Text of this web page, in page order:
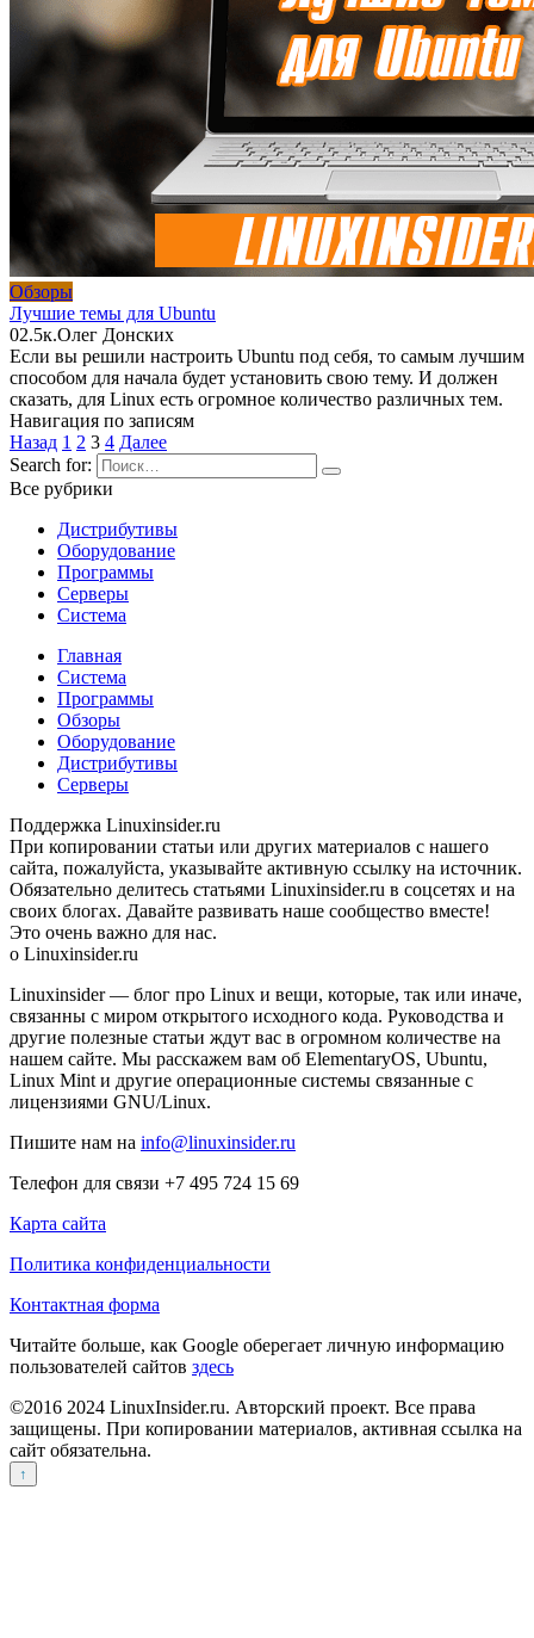
Обзоры
Лучшие темы для Ubuntu
02.5к.Олег Донских
Если вы решили настроить Ubuntu под себя, то самым лучшим
способом для начала будет установить свою тему. И должен
сказать, для Linux есть огромное количество различных тем.
Навигация по записям
Назад 1 2 3 4 Далее
Search for:
Все рубрики
Дистрибутивы
Оборудование
Программы
Серверы
Система
Главная
Система
Программы
Обзоры
Оборудование
Дистрибутивы
Серверы
Поддержка Linuxinsider.ru
При копировании статьи или других материалов c нашего
сайта, пожалуйста, указывайте активную ссылку на источник.
Обязательно делитесь статьями Linuxinsider.ru в соцсетях и на
своих блогах. Давайте развивать наше сообщество вместе!
Это очень важно для нас.
о Linuxinsider.ru
Linuxinsider — блог про Linux и вещи, которые, так или иначе,
связанны с миром открытого исходного кода. Руководства и
другие полезные статьи ждут вас в огромном количестве на
нашем сайте. Мы расскажем вам об ElementaryOS, Ubuntu,
Linux Mint и другие операционные системы связанные с
лицензиями GNU/Linux.
Пишите нам на info@linuxinsider.ru
Телефон для связи +7 495 724 15 69
Карта сайта
Политика конфиденциальности
Контактная форма
Читайте больше, как Google оберегает личную информацию
пользователей сайтов здесь
©2016 2024 LinuxInsider.ru. Авторский проект. Все права
защищены. При копировании материалов, активная ссылка на
сайт обязательна.